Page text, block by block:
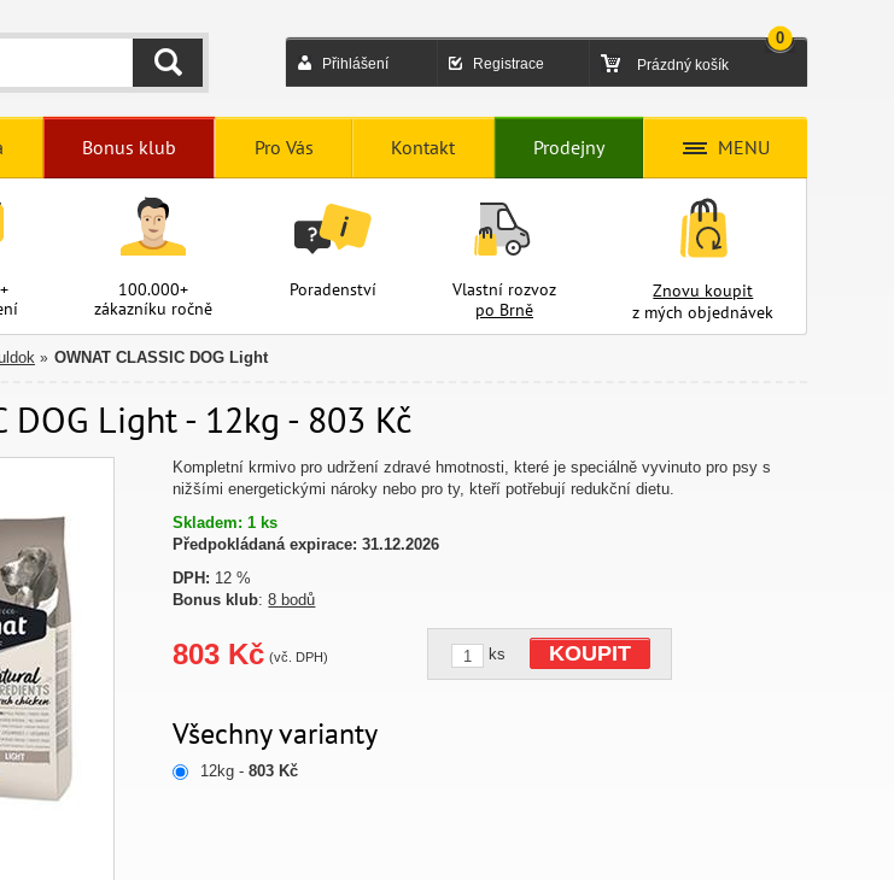
Přihlášení Registrace Prázdný košík
0
HLEDAT
Bonus klub Pro Vás Kontakt Prodejny MENU
100.000+
zákazníku ročně
Poradenství
Vlastní rozvoz
po Brně
Znovu koupit
z mých objednávek
» OWNAT CLASSIC DOG Light
DOG Light - 12kg - 803 Kč
Kompletní krmivo pro udržení zdravé hmotnosti, které je speciálně vyvinuto pro psy s
nižšími energetickými nároky nebo pro ty, kteří potřebují redukční dietu.
Skladem: 1 ks
Předpokládaná expirace: 31.12.2026
DPH: 12 %
Bonus klub:8 bodů
803 Kč (vč. DPH) ks KOUPIT
Všechny varianty
12kg -803 Kč